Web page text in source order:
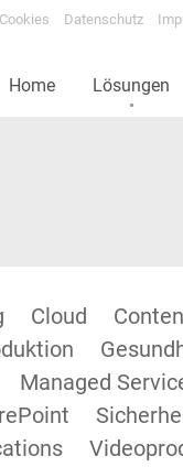
Cookies Datenschutz
Home Lösungen
Cloud
Managed